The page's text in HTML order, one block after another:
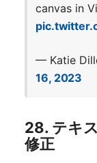
canvas in
— Katie
16, 2023
28. テキ
修正